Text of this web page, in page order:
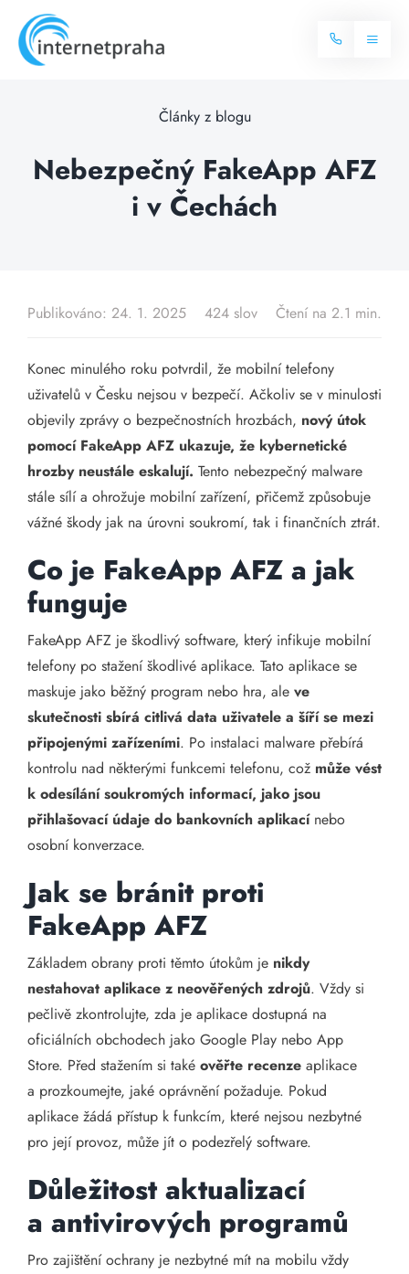
content
Toggle
Balíčky internetu
Televize
Blog
Kontakt
Články z blogu
Nebezpečný FakeApp AFZ
i v Čechách
Publikováno: 24. 1. 2025 424 slov Čtení na 2.1 min.
Konec minulého roku potvrdil, že mobilní telefony
uživatelů v Česku nejsou v bezpečí. Ačkoliv se v minulosti
objevily zprávy o bezpečnostních hrozbách, nový útok
pomocí FakeApp AFZ ukazuje, že kybernetické
hrozby neustále eskalují. Tento nebezpečný malware
stále sílí a ohrožuje mobilní zařízení, přičemž způsobuje
vážné škody jak na úrovni soukromí, tak i finančních ztrát.
Co je FakeApp AFZ a jak
funguje
FakeApp AFZ je škodlivý software, který infikuje mobilní
telefony po stažení škodlivé aplikace. Tato aplikace se
maskuje jako běžný program nebo hra, ale ve
skutečnosti sbírá citlivá data uživatele a šíří se mezi
připojenými zařízeními. Po instalaci malware přebírá
kontrolu nad některými funkcemi telefonu, což může vést
k odesílání soukromých informací, jako jsou
přihlašovací údaje do bankovních aplikacínebo
osobní konverzace.
Jak se bránit proti
FakeApp AFZ
Základem obrany proti těmto útokům je nikdy
nestahovat aplikace z neověřených zdrojů. Vždy si
pečlivě zkontrolujte, zda je aplikace dostupná na
oficiálních obchodech jako Google Play nebo App
Store. Před stažením si také ověřte recenze aplikace
a prozkoumejte, jaké oprávnění požaduje. Pokud
aplikace žádá přístup k funkcím, které nejsou nezbytné
pro její provoz, může jít o podezřelý software.
Důležitost aktualizací
a antivirových programů
Pro zajištění ochrany je nezbytné mít na mobilu vždy